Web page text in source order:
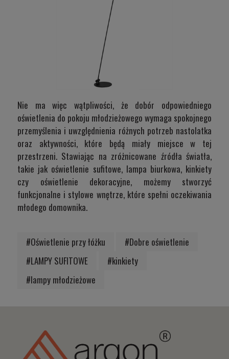
Nie ma więc wątpliwości, że dobór odpowiedniego
oświetlenia do pokoju młodzieżowego wymaga spokojnego
przemyślenia i uwzględnienia różnych potrzeb nastolatka
oraz aktywności, które będą miały miejsce w tej
przestrzeni. Stawiając na zróżnicowane źródła światła,
takie jak oświetlenie sufitowe, lampa biurkowa, kinkiety
czy oświetlenie dekoracyjne, możemy stworzyć
funkcjonalne i stylowe wnętrze, które spełni oczekiwania
młodego domownika.
#Oświetlenie przy łóżku
#Dobre oświetlenie
#LAMPY SUFITOWE
#kinkiety
#lampy młodzieżowe